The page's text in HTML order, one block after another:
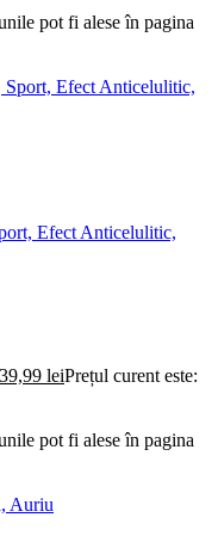
pot fi alese în pagina
Efect Anticelulitic,
39,99 leiPrețul curent este:
pot fi alese în pagina